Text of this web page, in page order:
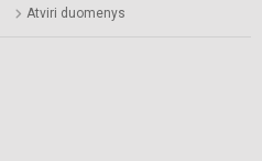
Atviri duomenys